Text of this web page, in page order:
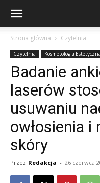
Strona główna Czytelnia
Czytelnia Kosmetologia Estetyczna
Badanie
laserów
usuwaniu
owłosienia i
skóry
Przez Redakcja - 26 czerwca